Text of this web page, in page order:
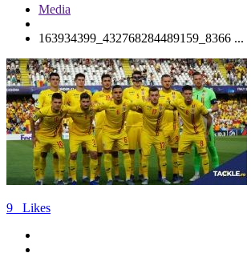
Media
163934399_432768284489159_8366 ...
9 Likes